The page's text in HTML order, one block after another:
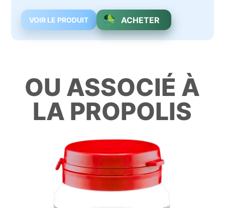
VOIR LE PRODUIT ACHETER
OU ASSOCIÉ À
LA PROPOLIS